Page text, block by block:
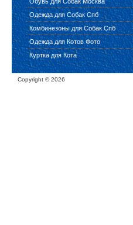
Одежда для Собак Спб
Комбинезоны для Собак Спб
Одежда для Котов Фото
Куртка для Кота
Copyright ©2026